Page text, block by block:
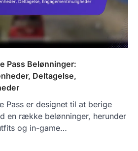
Pass Belønninger:
Deltagelse,
Pass er designet til at berige
en række belønninger, herunder
og in-game…